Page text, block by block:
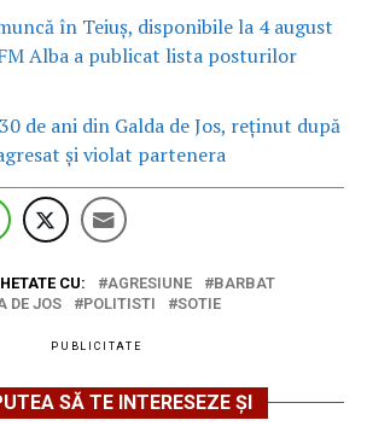
în Teiuș, disponibile la 4 august
Alba a publicat lista posturilor
de ani din Galda de Jos, reținut după
și violat partenera
CU: AGRESIUNE
BARBAT
DE JOS POLITISTI SOTIE
PUBLICITATE
SĂ TE INTERESEZE ȘI